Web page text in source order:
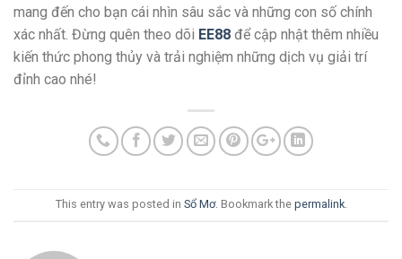
mang đến cho bạn cái nhìn sâu sắc và những con số chính
xác nhất. Đừng quên theo dõi EE88 để cập nhật thêm nhiều
kiến thức phong thủy và trải nghiệm những dịch vụ giải trí
đỉnh cao nhé!
This entry was posted in Sổ Mơ. Bookmark the permalink.